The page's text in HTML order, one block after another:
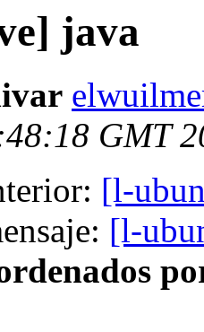
java
GMT
[l-
[l-